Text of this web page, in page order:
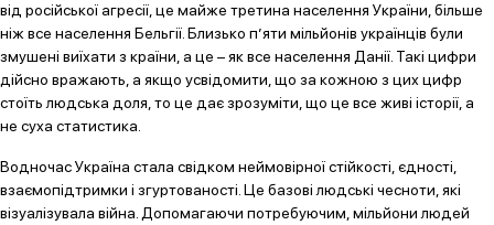
від російської агресії, це майже третина населення України, більше
ніж все населення Бельгії. Близько п’яти мільйонів українців були
змушені виїхати з країни, а це – як все населення Данії. Такі цифри
дійсно вражають, а якщо усвідомити, що за кожною з цих цифр
стоїть людська доля, то це дає зрозуміти, що це все живі історії, а
не суха статистика.
Водночас Україна стала свідком неймовірної стійкості, єдності,
взаємопідтримки і згуртованості. Це базові людські чесноти, які
візуалізувала війна. Допомагаючи потребуючим, мільйони людей